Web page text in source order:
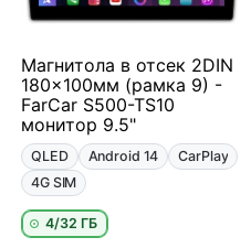
Магнитола в отсек 2DIN
180x100мм (рамка 9) -
FarCar S500-TS10
монитор 9.5"
QLED Android 14
CarPlay
4G SIM
4/32 ГБ